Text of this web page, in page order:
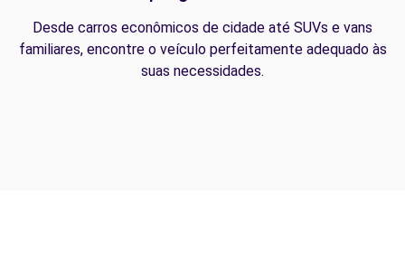
Desde carros econômicos de cidade até SUVs e vans
familiares, encontre o veículo perfeitamente adequado às
suas necessidades.